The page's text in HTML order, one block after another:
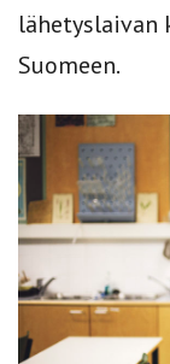
lähetyslaivan
Suomeen.